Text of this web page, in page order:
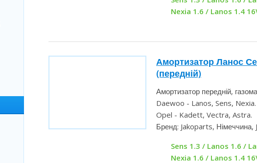
Nexia 1.6 / Lanos 1.4
Амортизатор Ланос
(передній)
Амортизатор передній,
Daewoo - Lanos, Sens, Nexia.
Opel - Kadett, Vectra, Astra.
Бренд: Jakoparts, Німеччина,
Sens 1.3 / Lanos 1.6 /
Nexia 1.6 / Lanos 1.4